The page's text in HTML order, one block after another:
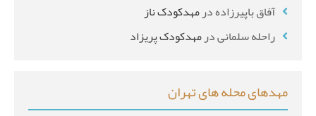
آفاق باپیرزادهدرمهدکودک ناز
راحله سلمانیدرمهدکودک پریزاد
مهدهای محله های تهران